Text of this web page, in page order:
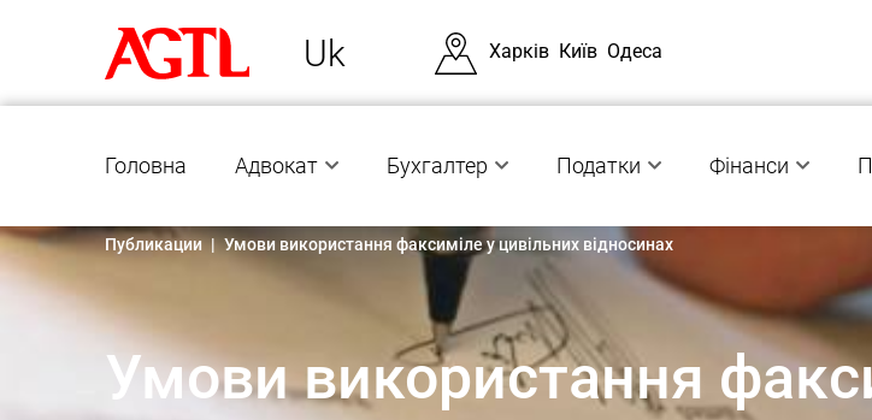
Uk Харків Київ Одеса
Головна Адвокат Бухгалтер Податки Фінанси
Публикации | Умови використання факсиміле у цивільних відносинах
Умови використання